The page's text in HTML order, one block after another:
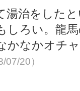
湯治をした
しろい。龍
かなかオチ
20）